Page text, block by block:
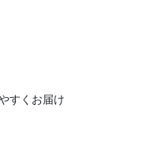
すくお届け